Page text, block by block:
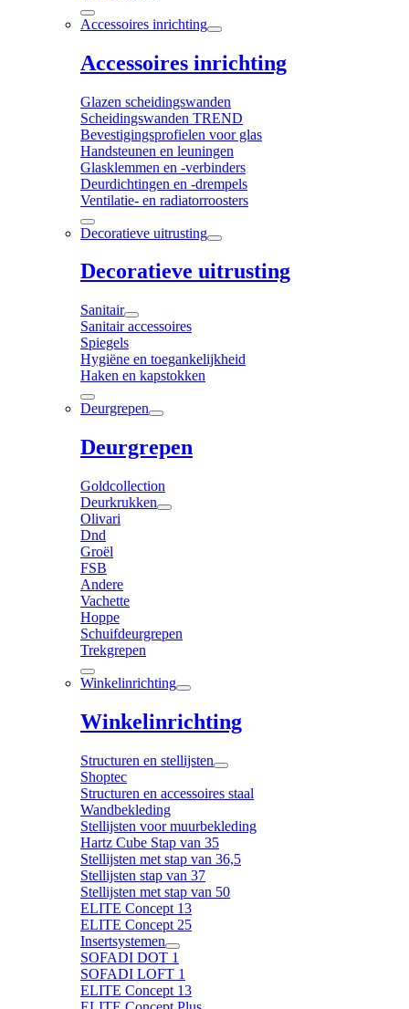
Accessoires inrichting
Accessoires inrichting
Glazen scheidingswanden
Scheidingswanden TREND
Bevestigingsprofielen voor glas
Handsteunen en leuningen
Glasklemmen en -verbinders
Deurdichtingen en -drempels
Ventilatie- en radiatorroosters
Decoratieve uitrusting
Decoratieve uitrusting
Sanitair
Sanitair accessoires
Spiegels
Hygiëne en toegankelijkheid
Haken en kapstokken
Deurgrepen
Deurgrepen
Goldcollection
Deurkrukken
Olivari
Dnd
Groël
FSB
Andere
Vachette
Hoppe
Schuifdeurgrepen
Trekgrepen
Winkelinrichting
Winkelinrichting
Structuren en stellijsten
Shoptec
Structuren en accessoires staal
Wandbekleding
Stellijsten voor muurbekleding
Hartz Cube Stap van 35
Stellijsten met stap van 36,5
Stellijsten stap van 37
Stellijsten met stap van 50
ELITE Concept 13
ELITE Concept 25
Insertsystemen
SOFADI DOT 1
SOFADI LOFT 1
ELITE Concept 13